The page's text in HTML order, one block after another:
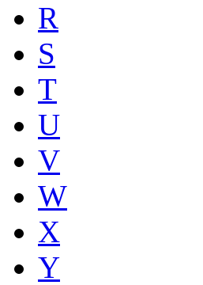
R
S
T
U
V
W
X
Y